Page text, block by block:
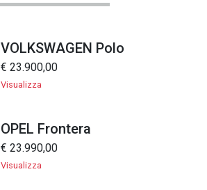
VOLKSWAGEN Polo
€ 23.900,00
Visualizza
OPEL Frontera
€ 23.990,00
Visualizza